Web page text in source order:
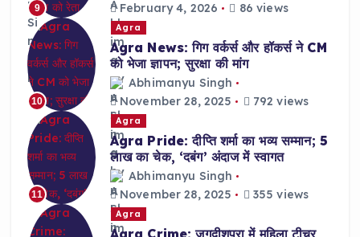
9
February 4, 2026
86 views
10
Agra
Agra News: गिग वर्कर्स और हॉकर्स ने CM
को भेजा ज्ञापन; सुरक्षा की मांग
Abhimanyu Singh
November 28, 2025
792 views
11
Agra
Agra Pride: दीप्ति शर्मा का भव्य सम्मान; 5
लाख का चेक, ‘दबंग’ अंदाज में स्वागत
Abhimanyu Singh
November 28, 2025
355 views
Agra
Agra Crime: जगदीशपुरा में महिला टीचर